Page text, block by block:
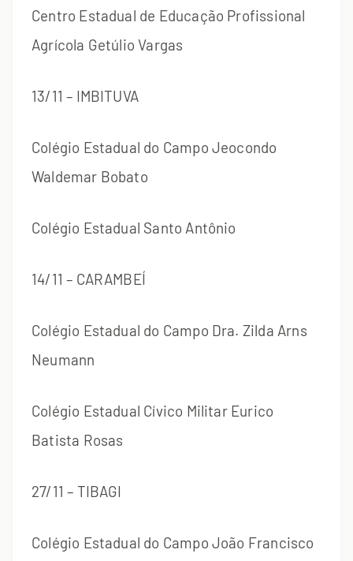
Centro Estadual de Educação Profissional
Agrícola Getúlio Vargas
13/11 – IMBITUVA
Colégio Estadual do Campo Jeocondo
Waldemar Bobato
Colégio Estadual Santo Antônio
14/11 – CARAMBEÍ
Colégio Estadual do Campo Dra. Zilda Arns
Neumann
Colégio Estadual Cívico Militar Eurico
Batista Rosas
27/11 – TIBAGI
Colégio Estadual do Campo João Francisco